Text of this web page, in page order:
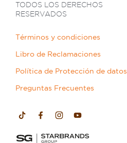
TODOS LOS DERECHOS
RESERVADOS
Términos y condiciones
Libro de Reclamaciones
Política de Protección de datos
Preguntas Frecuentes